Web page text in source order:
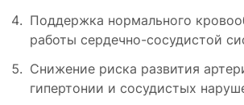
Поддержка нормального
работы сердечно-сосудистой
Снижение риска развития
гипертонии и сосудистых